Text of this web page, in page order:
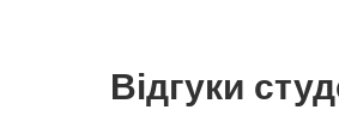
Відгуки